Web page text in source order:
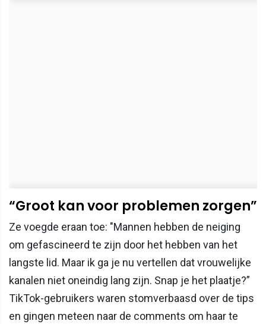
“Groot kan voor problemen zorgen”
Ze voegde eraan toe: "Mannen hebben de neiging
om gefascineerd te zijn door het hebben van het
langste lid. Maar ik ga je nu vertellen dat vrouwelijke
kanalen niet oneindig lang zijn. Snap je het plaatje?”
TikTok-gebruikers waren stomverbaasd over de tips
en gingen meteen naar de comments om haar te